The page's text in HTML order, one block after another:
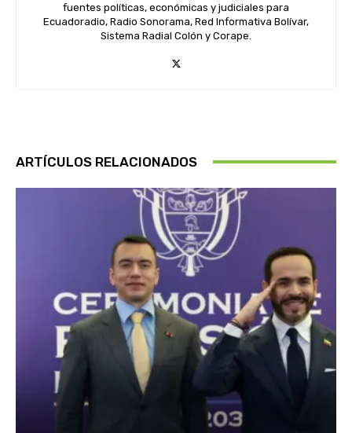
fuentes políticas, económicas y judiciales para
Ecuadoradio, Radio Sonorama, Red Informativa Bolívar,
Sistema Radial Colón y Corape.
ARTÍCULOS RELACIONADOS